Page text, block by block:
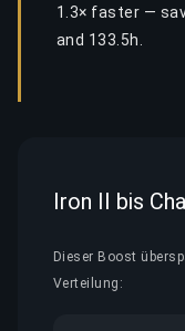
1.3× faster —
and 133.5h.
Iron II bis
Dieser Boost
Verteilung: